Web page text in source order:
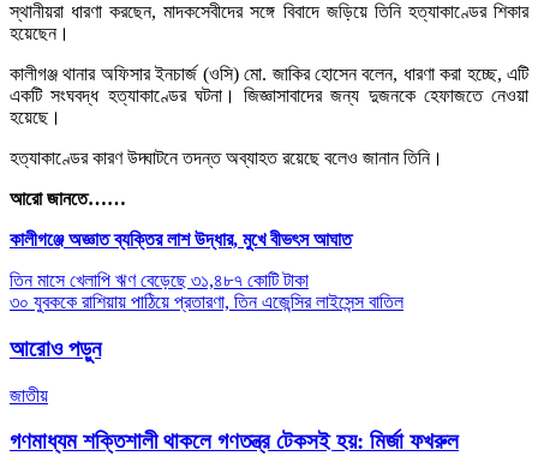
স্থানীয়রা ধারণা করছেন, মাদকসেবীদের সঙ্গে বিবাদে জড়িয়ে তিনি হত্যাকাণ্ডের শিকার
হয়েছেন।
কালীগঞ্জ থানার অফিসার ইনচার্জ (ওসি) মো. জাকির হোসেন বলেন, ধারণা করা হচ্ছে, এটি
একটি সংঘবদ্ধ হত্যাকাণ্ডের ঘটনা। জিজ্ঞাসাবাদের জন্য দুজনকে হেফাজতে নেওয়া
হয়েছে।
হত্যাকাণ্ডের কারণ উদ্ঘাটনে তদন্ত অব্যাহত রয়েছে বলেও জানান তিনি।
আরো জানতে……
কালীগঞ্জে অজ্ঞাত ব্যক্তির লাশ উদ্ধার, মুখে বীভৎস আঘাত
Post
navigation
তিন মাসে খেলাপি ঋণ বেড়েছে ৩১,৪৮৭ কোটি টাকা
৩০ যুবককে রাশিয়ায় পাঠিয়ে প্রতারণা, তিন এজেন্সির লাইসেন্স বাতিল
আরোও পড়ুন
জাতীয়
গণমাধ্যম শক্তিশালী থাকলে গণতন্ত্র টেকসই হয়: মির্জা ফখরুল